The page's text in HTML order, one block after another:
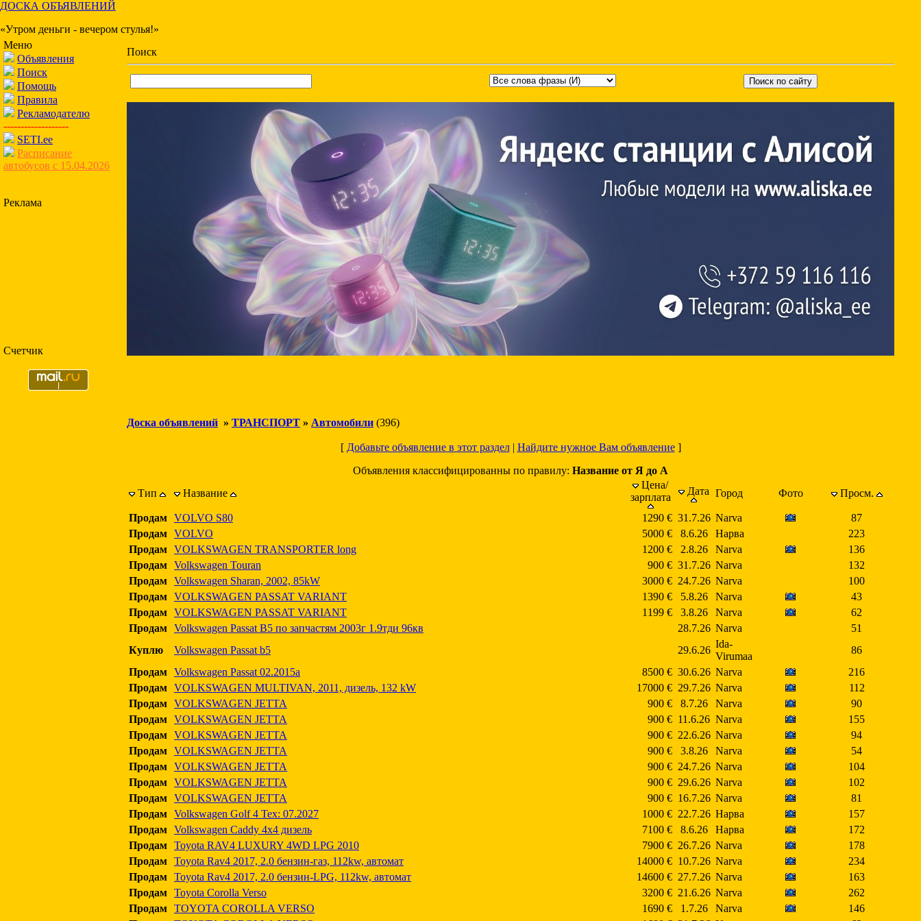
ДОСКА ОБЪЯВЛЕНИЙ
«Утром деньги - вечером стулья!»
Меню
Объявления
Поиск
Помощь
Правила
Рекламодателю
-------------------
SETI.ee
Расписание
автобусов с 15.04.2026
Реклама
Счетчик
Поиск
Доска объявлений » ТРАНСПОРТ » Автомобили (396)
[ Добавьте объявление в этот раздел| Найдите нужное Вам объявление]
Объявления классифицированны по правилу: Название от Я до А
Тип
Название
Цена/
зарплата
Дата Город Фото Просм.
Продам VOLVO S80 1290 € 31.7.26 Narva
87
Продам VOLVO 5000 € 8.6.26 Нарва
223
Продам VOLKSWAGEN TRANSPORTER long 1200 € 2.8.26 Narva
136
Продам Volkswagen Touran 900 € 31.7.26 Narva
132
Продам Volkswagen Sharan, 2002, 85kW 3000 € 24.7.26 Narva
100
Продам VOLKSWAGEN PASSAT VARIANT 1390 € 5.8.26 Narva
43
Продам VOLKSWAGEN PASSAT VARIANT 1199 € 3.8.26 Narva
62
Продам Volkswagen Passat B5 по запчастям 2003г 1.9тди 96кв 28.7.26 Narva
51
Куплю
Volkswagen Passat b5 29.6.26
Ida-
Virumaa
86
Продам Volkswagen Passat 02.2015a 8500 € 30.6.26 Narva
216
Продам VOLKSWAGEN MULTIVAN, 2011, дизель, 132 kW 17000 € 29.7.26 Narva
112
Продам VOLKSWAGEN JETTA 900 € 8.7.26 Narva
90
Продам VOLKSWAGEN JETTA 900 € 11.6.26 Narva
155
Продам VOLKSWAGEN JETTA 900 € 22.6.26 Narva
94
Продам VOLKSWAGEN JETTA 900 € 3.8.26 Narva
54
Продам VOLKSWAGEN JETTA 900 € 24.7.26 Narva
104
Продам VOLKSWAGEN JETTA 900 € 29.6.26 Narva
102
Продам VOLKSWAGEN JETTA 900 € 16.7.26 Narva
81
Продам Volkswagen Golf 4 Тех: 07.2027 1000 € 22.7.26 Нарва
157
Продам Volkswagen Caddy 4x4 дизель 7100 € 8.6.26 Нарва
172
Продам Toyota RAV4 LUXURY 4WD LPG 2010 7900 € 26.7.26 Narva
178
Продам Toyota Rav4 2017, 2.0 бензин-газ, 112kw, автомат 14000 € 10.7.26 Narva
234
Продам Toyota Rav4 2017, 2.0 бензин-LPG, 112kw, автомат 14600 € 27.7.26 Narva
163
Продам Toyota Corolla Verso 3200 € 21.6.26 Narva
262
Продам TOYOTA COROLLA VERSO 1690 € 1.7.26 Narva
146